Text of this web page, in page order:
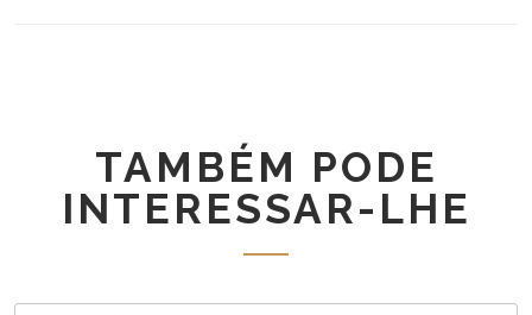
TAMBÉM PODE
INTERESSAR-LHE